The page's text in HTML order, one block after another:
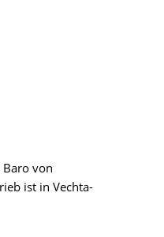
von
ist in Vechta-